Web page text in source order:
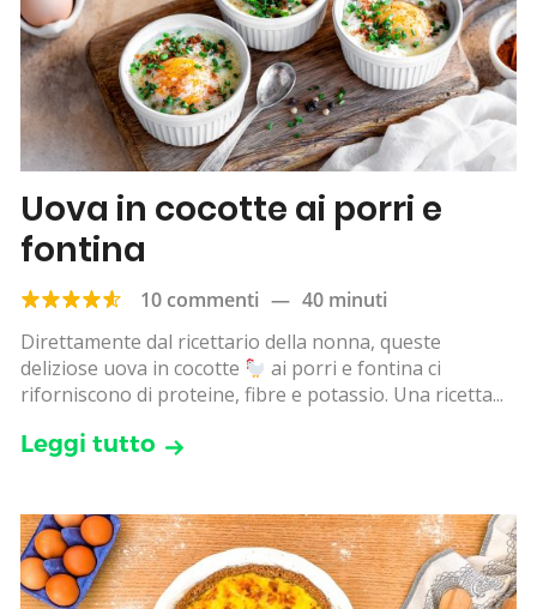
Uova in cocotte ai porri e
fontina
10 commenti — 40 minuti
Direttamente dal ricettario della nonna, queste
deliziose uova in cocotte
ai porri e fontina ci
riforniscono di proteine, fibre e potassio. Una ricetta...
Leggi tutto